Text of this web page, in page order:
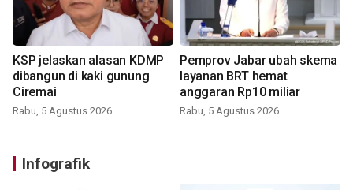
KSP jelaskan alasan KDMP
dibangun di kaki gunung
Ciremai
Rabu, 5 Agustus 2026
Pemprov Jabar ubah skema
layanan BRT hemat
anggaran Rp10 miliar
Rabu, 5 Agustus 2026
Infografik